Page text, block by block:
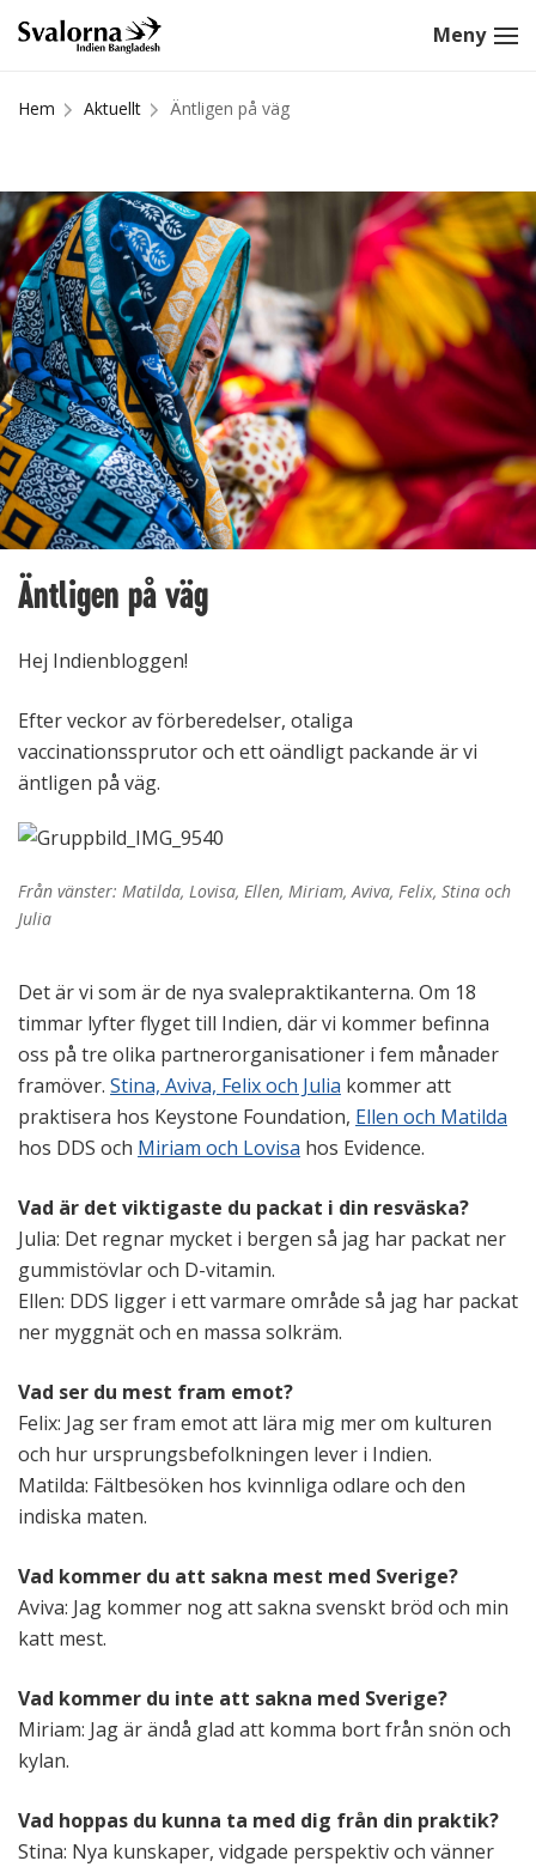
Hem Aktuellt Äntligen på väg
Äntligen på väg
Hej Indienbloggen!
Efter veckor av förberedelser, otaliga
vaccinationssprutor och ett oändligt packande är vi
äntligen på väg.
Från vänster: Matilda, Lovisa, Ellen, Miriam, Aviva, Felix, Stina och
Julia
Det är vi som är de nya svalepraktikanterna. Om 18
timmar lyfter flyget till Indien, där vi kommer befinna
oss på tre olika partnerorganisationer i fem månader
framöver. Stina, Aviva, Felix och Julia kommer att
praktisera hos Keystone Foundation, Ellen och Matilda
hos DDS och Miriam och Lovisa hos Evidence.
Vad är det viktigaste du packat i din resväska?
Julia: Det regnar mycket i bergen så jag har packat ner
gummistövlar och D-vitamin.
Ellen: DDS ligger i ett varmare område så jag har packat
ner myggnät och en massa solkräm.
Vad ser du mest fram emot?
Felix: Jag ser fram emot att lära mig mer om kulturen
och hur ursprungsbefolkningen lever i Indien.
Matilda: Fältbesöken hos kvinnliga odlare och den
indiska maten.
Vad kommer du att sakna mest med Sverige?
Aviva: Jag kommer nog att sakna svenskt bröd och min
katt mest.
Vad kommer du inte att sakna med Sverige?
Miriam: Jag är ändå glad att komma bort från snön och
kylan.
Vad hoppas du kunna ta med dig från din praktik?
Stina: Nya kunskaper, vidgade perspektiv och vänner